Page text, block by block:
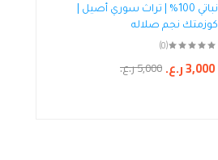
نباتي 100% | تراث سوري أصيل |
كوزمتك نجم صلاله
(0)
5,000ر.ع. 3,000ر.ع.